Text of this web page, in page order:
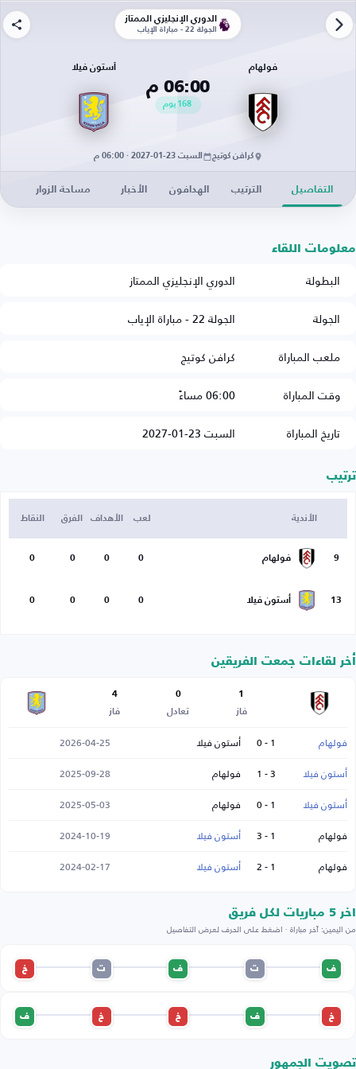
الدوري الإنجليزي الممتاز
الجولة 22 - مباراة الإياب
فولهام
06:00 م
168 يوم
أستون فيلا
كرافن كوتيج السبت 23-01-2027 · 06:00 م
التفاصيل الترتيب الهدافون الأخبار مساحة الزوار
معلومات اللقاء
البطولة
الدوري الإنجليزي الممتاز
الجولة
الجولة 22 - مباراة الإياب
ملعب المباراة
كرافن كوتيج
وقت المباراة
06:00 مساءً
تاريخ المباراة
السبت 23-01-2027
ترتيب
الأندية لعب الأهداف الفرق النقاط
9 فولهام 0
0
0
0
13 أستون فيلا 0
0
0
0
أخر لقاءات جمعت الفريقين
1
فاز
0
تعادل
4
فاز
فولهام 1 - 0 أستون فيلا
2026-04-25
أستون فيلا
3 - 1 فولهام
2025-09-28
أستون فيلا
1 - 0 فولهام
2025-05-03
فولهام
1 - 3 أستون فيلا
2024-10-19
فولهام
1 - 2 أستون فيلا 2024-02-17
اخر 5 مباريات لكل فريق
من اليمين: آخر مباراة · اضغط على الحرف لعرض التفاصيل
ف ت ف ت خ
خ ف خ خ ف
تصويت الجمهور